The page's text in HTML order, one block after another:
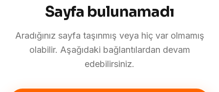
Sayfa bulunamadı
Aradığınız sayfa taşınmış veya hiç var olmamış
olabilir. Aşağıdaki bağlantılardan devam
edebilirsiniz.